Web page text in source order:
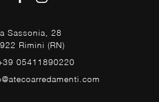
Sassonia, 28
Rimini (RN)
05411890220